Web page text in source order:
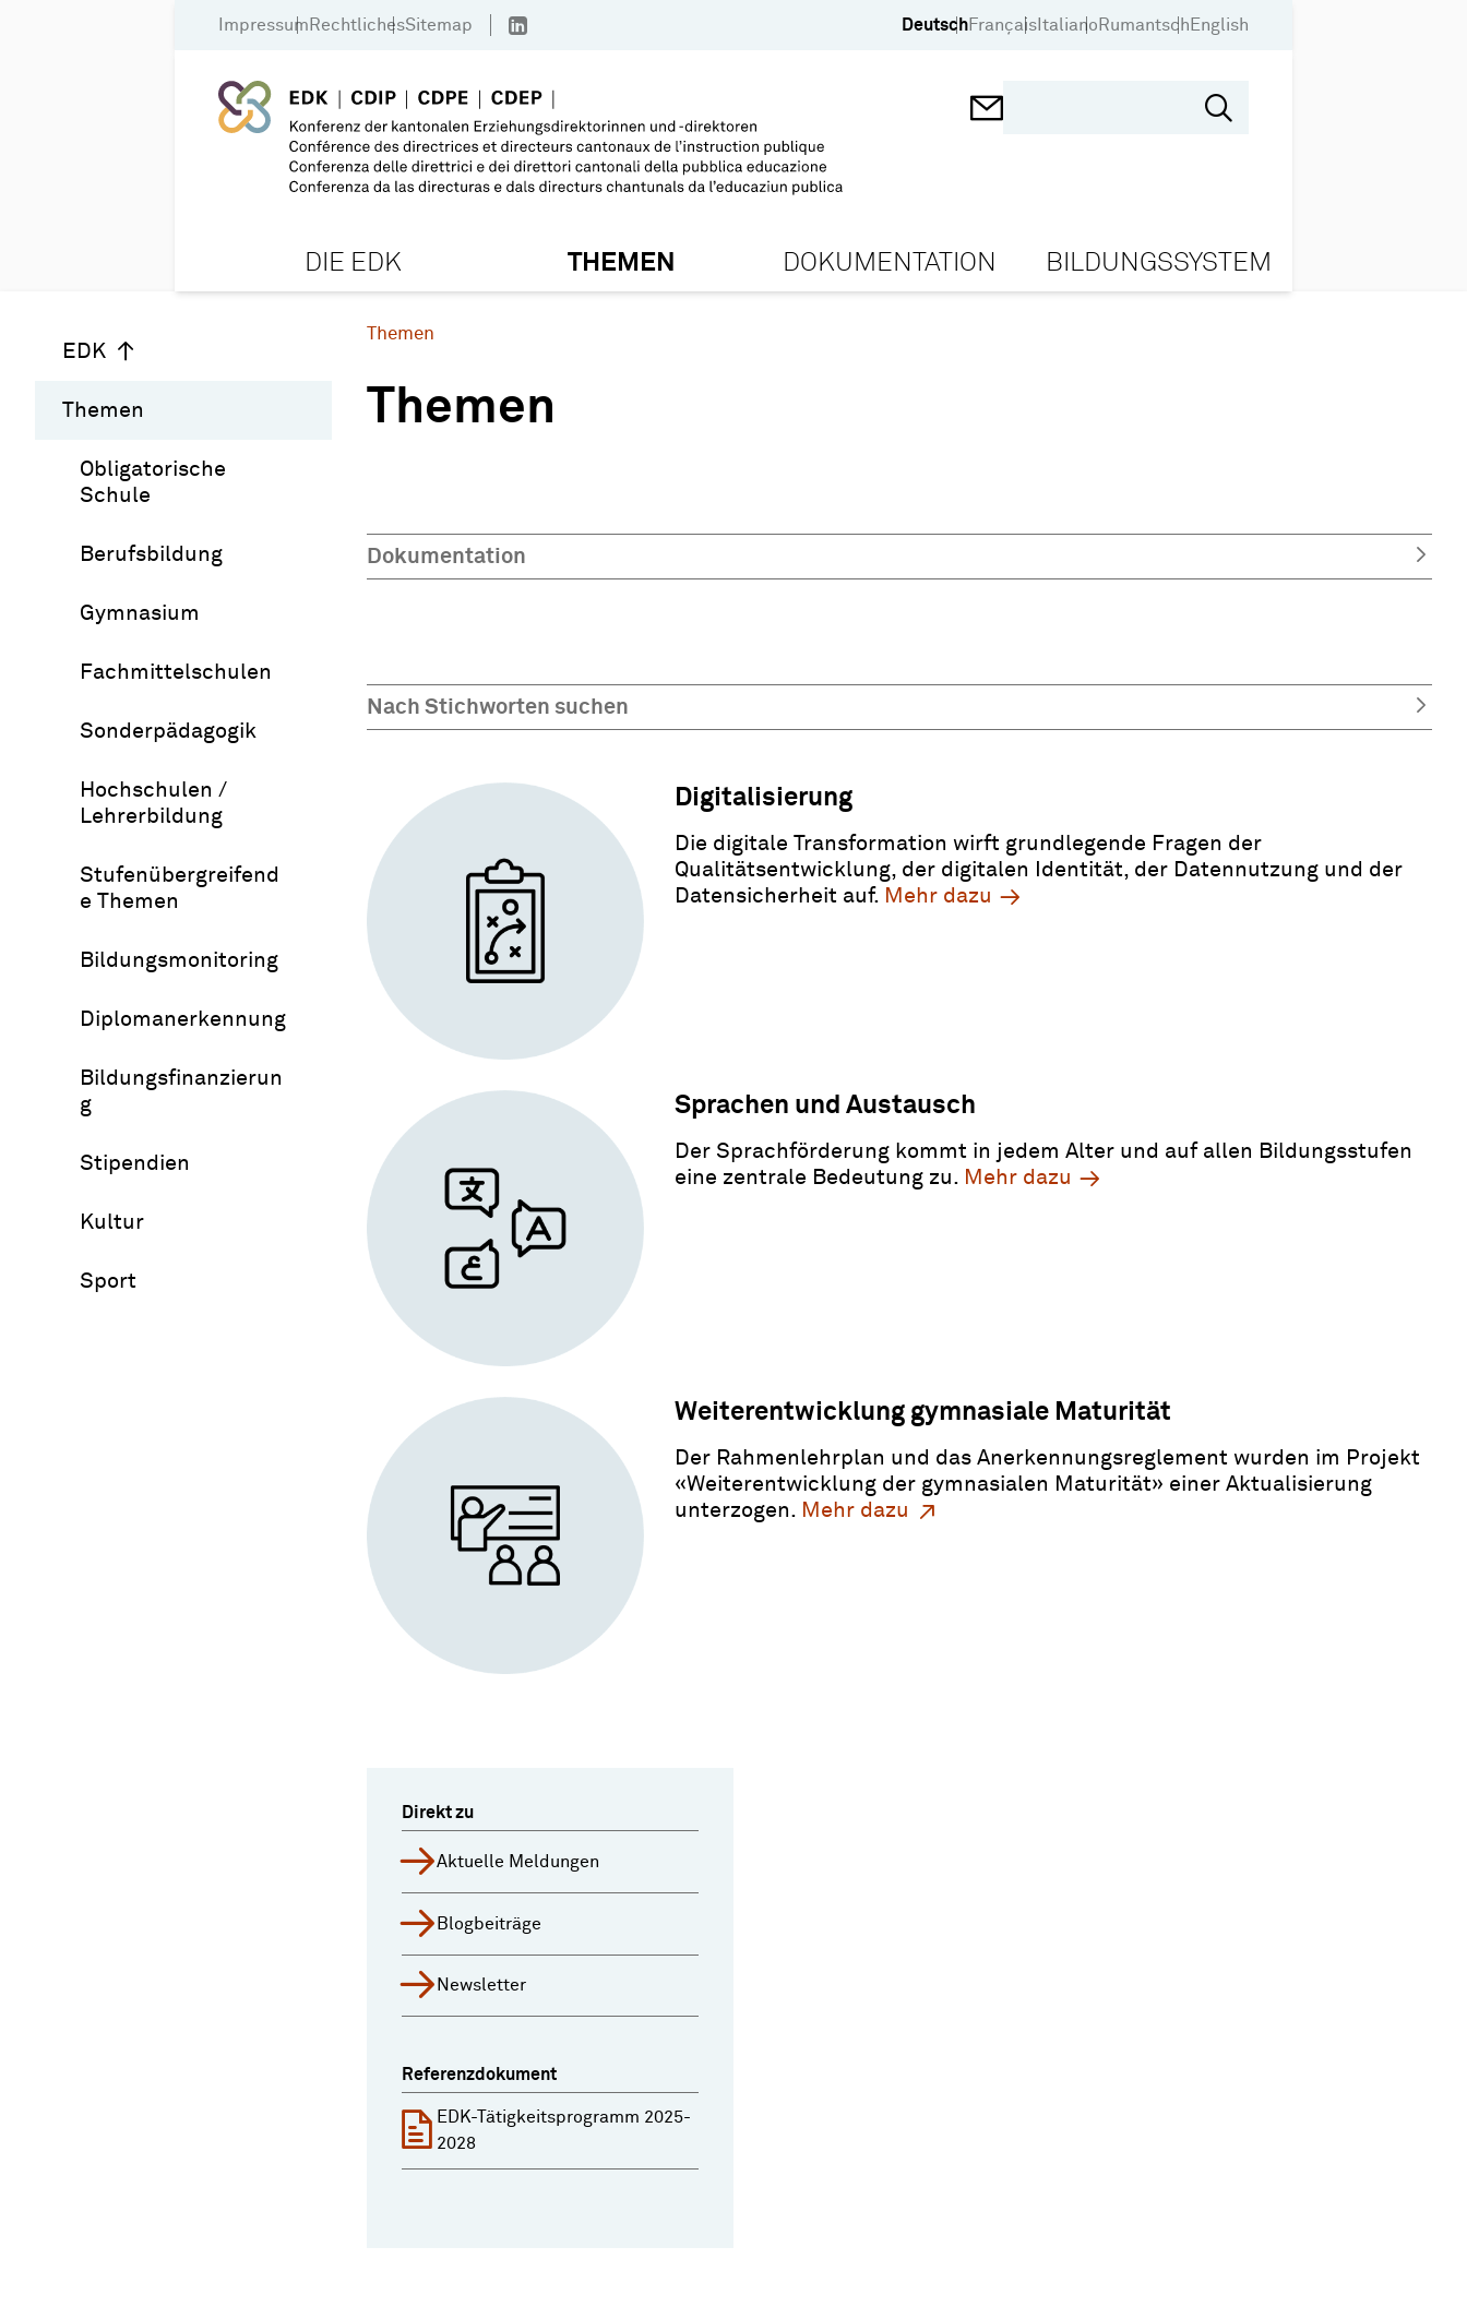
Impressum RechtlichesSitemap DeutschFrançais Italiano Rumantsch English
DIE EDK THEMEN DOKUMENTATION BILDUNGSSYSTEM
EDK
Themen
Obligatorische
Schule
Berufsbildung
Gymnasium
Fachmittelschulen
Sonderpädagogik
Hochschulen /
Lehrerbildung
Stufenübergreifend
e Themen
Bildungsmonitoring
Diplomanerkennung
Bildungsfinanzierun
g
Stipendien
Kultur
Sport
Themen
Themen
Dokumentation
Nach Stichworten suchen
Digitalisierung
Die digitale Transformation wirft grundlegende Fragen der
Qualitätsentwicklung, der digitalen Identität, der Datennutzung und der
Datensicherheit auf. Mehr dazu
Sprachen und Austausch
Der Sprachförderung kommt in jedem Alter und auf allen Bildungsstufen
eine zentrale Bedeutung zu. Mehr dazu
Weiterentwicklung gymnasiale Maturität
Der Rahmenlehrplan und das Anerkennungsreglement wurden im Projekt
«Weiterentwicklung der gymnasialen Maturität» einer Aktualisierung
unterzogen. Mehr dazu
Direkt zu
Aktuelle Meldungen
Blogbeiträge
Newsletter
Referenzdokument
EDK-Tätigkeitsprogramm 2025-
2028